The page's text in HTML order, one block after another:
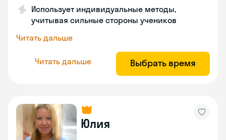
Использует индивидуальные методы,
учитывая сильные стороны учеников
Читать дальше
Читать дальше Выбрать время
Юлия